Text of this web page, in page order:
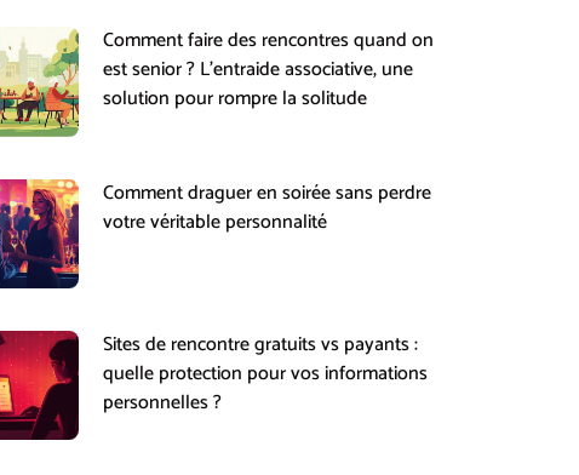
Comment faire des rencontres quand on
est senior ? L’entraide associative, une
solution pour rompre la solitude
Comment draguer en soirée sans perdre
votre véritable personnalité
Sites de rencontre gratuits vs payants :
quelle protection pour vos informations
personnelles ?